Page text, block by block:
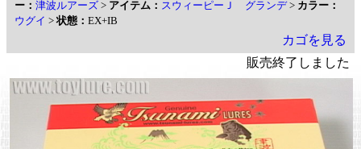
ー： 津波ルアーズ > アイテム： スウィーピーＪ グランデ> カラー：
ウグイ >状態： EX+IB
カゴを見る
販売終了しました